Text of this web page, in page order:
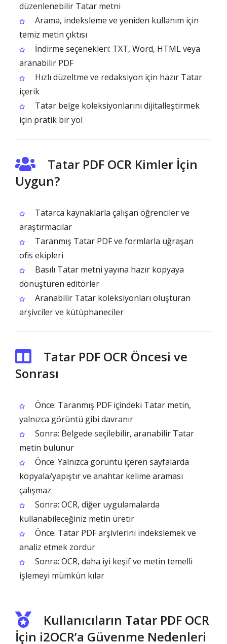
düzenlenebilir Tatar metni
Arama, indeksleme ve yeniden kullanım için
temiz metin çıktısı
İndirme seçenekleri: TXT, Word, HTML veya
aranabilir PDF
Hızlı düzeltme ve redaksiyon için hazır Tatar
içerik
Tatar belge koleksiyonlarını dijitalleştirmek
için pratik bir yol
Tatar PDF OCR Kimler İçin
Uygun?
Tatarca kaynaklarla çalışan öğrenciler ve
araştırmacılar
Taranmış Tatar PDF ve formlarla uğraşan
ofis ekipleri
Basılı Tatar metni yayına hazır kopyaya
dönüştüren editörler
Aranabilir Tatar koleksiyonları oluşturan
arşivciler ve kütüphaneciler
Tatar PDF OCR Öncesi ve
Sonrası
Önce: Taranmış PDF içindeki Tatar metin,
yalnızca görüntü gibi davranır
Sonra: Belgede seçilebilir, aranabilir Tatar
metin bulunur
Önce: Yalnızca görüntü içeren sayfalarda
kopyala/yapıştır ve anahtar kelime araması
çalışmaz
Sonra: OCR, diğer uygulamalarda
kullanabileceğiniz metin üretir
Önce: Tatar PDF arşivlerini indekslemek ve
analiz etmek zordur
Sonra: OCR, daha iyi keşif ve metin temelli
işlemeyi mümkün kılar
Kullanıcıların Tatar PDF OCR
İçin i2OCR’a Güvenme Nedenleri